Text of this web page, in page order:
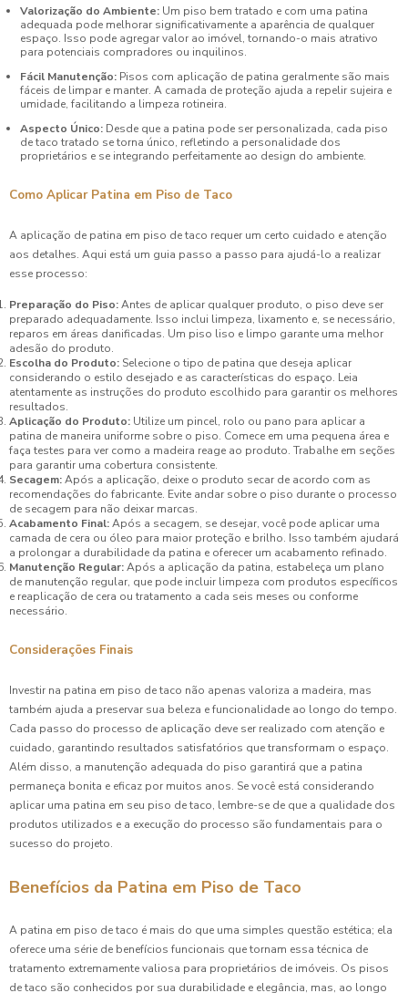
Valorização do Ambiente: Um piso bem tratado e com uma patina
adequada pode melhorar significativamente a aparência de qualquer
espaço. Isso pode agregar valor ao imóvel, tornando-o mais atrativo
para potenciais compradores ou inquilinos.
Fácil Manutenção: Pisos com aplicação de patina geralmente são mais
fáceis de limpar e manter. A camada de proteção ajuda a repelir sujeira e
umidade, facilitando a limpeza rotineira.
Aspecto Único: Desde que a patina pode ser personalizada, cada piso
de taco tratado se torna único, refletindo a personalidade dos
proprietários e se integrando perfeitamente ao design do ambiente.
Como Aplicar Patina em Piso de Taco
A aplicação de patina em piso de taco requer um certo cuidado e atenção
aos detalhes. Aqui está um guia passo a passo para ajudá-lo a realizar
esse processo:
Preparação do Piso:Antes de aplicar qualquer produto, o piso deve ser
preparado adequadamente. Isso inclui limpeza, lixamento e, se necessário,
reparos em áreas danificadas. Um piso liso e limpo garante uma melhor
adesão do produto.
Escolha do Produto: Selecione o tipo de patina que deseja aplicar
considerando o estilo desejado e as características do espaço. Leia
atentamente as instruções do produto escolhido para garantir os melhores
resultados.
Aplicação do Produto: Utilize um pincel, rolo ou pano para aplicar a
patina de maneira uniforme sobre o piso. Comece em uma pequena área e
faça testes para ver como a madeira reage ao produto. Trabalhe em seções
para garantir uma cobertura consistente.
Secagem:Após a aplicação, deixe o produto secar de acordo com as
recomendações do fabricante. Evite andar sobre o piso durante o processo
de secagem para não deixar marcas.
Acabamento Final:Após a secagem, se desejar, você pode aplicar uma
camada de cera ou óleo para maior proteção e brilho. Isso também ajudará
a prolongar a durabilidade da patina e oferecer um acabamento refinado.
Manutenção Regular:Após a aplicação da patina, estabeleça um plano
de manutenção regular, que pode incluir limpeza com produtos específicos
e reaplicação de cera ou tratamento a cada seis meses ou conforme
necessário.
Considerações Finais
Investir na patina em piso de taco não apenas valoriza a madeira, mas
também ajuda a preservar sua beleza e funcionalidade ao longo do tempo.
Cada passo do processo de aplicação deve ser realizado com atenção e
cuidado, garantindo resultados satisfatórios que transformam o espaço.
Além disso, a manutenção adequada do piso garantirá que a patina
permaneça bonita e eficaz por muitos anos. Se você está considerando
aplicar uma patina em seu piso de taco, lembre-se de que a qualidade dos
produtos utilizados e a execução do processo são fundamentais para o
sucesso do projeto.
Benefícios da Patina em Piso de Taco
A patina em piso de taco é mais do que uma simples questão estética; ela
oferece uma série de benefícios funcionais que tornam essa técnica de
tratamento extremamente valiosa para proprietários de imóveis. Os pisos
de taco são conhecidos por sua durabilidade e elegância, mas, ao longo